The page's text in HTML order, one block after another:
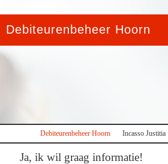
Debiteurenbeheer Hoorn
Incasso Justitia
Debiteurenbeheer Hoorn
Ja, ik wil graag informatie!